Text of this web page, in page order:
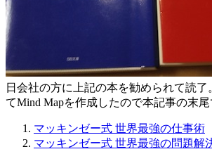
日会社の方に上記の本を勧められて読
てMind Mapを作成したので本記事の末尾
マッキンゼー式 世界最強の仕事術
マッキンゼー式 世界最強の問題解